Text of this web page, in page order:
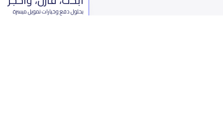
بحلول دفع وخيارات تمويل ميسرة